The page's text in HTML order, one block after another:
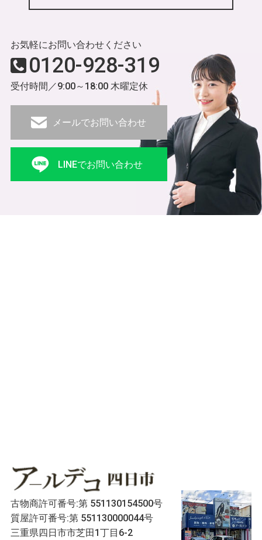
お気軽にお問い合わせください
0120-928-319
受付時間／9:00～18:00 木曜定休
メールでお問い合わせ
LINEでお問い合わせ
古物商許可番号:第 551130154500号
質屋許可番号:第 551130000044号
三重県四日市市芝田1丁目6-2